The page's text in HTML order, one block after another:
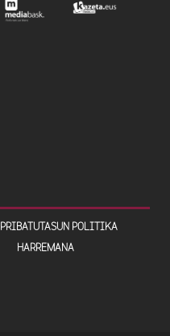
PRIBATUTASUN POLITIKA
HARREMANA